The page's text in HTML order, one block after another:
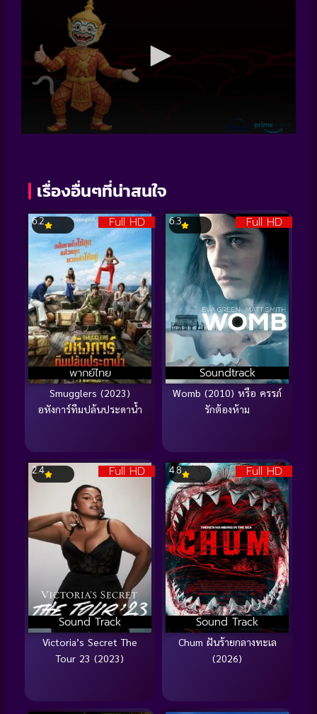
เรื่องอื่นๆที่น่าสนใจ
Full HD
พากย์ไทย
6.2
Smugglers (2023)
อหังการ์ทีมปล้นประดาน้ำ
Full HD
Soundtrack
6.3
Womb (2010) หรือ ครรภ์
รักต้องห้าม
Full HD
Sound Track
2.4
Victoria’s Secret The
Tour 23 (2023)
Full HD
Sound Track
4.8
Chum ฝันร้ายกลางทะเล
(2026)